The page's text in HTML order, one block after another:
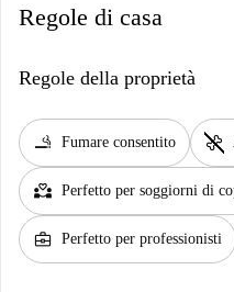
Regole di casa
Regole della proprietà
smoking_rooms Fumare consentito pet_supplies
partner_heart Perfetto per soggiorni di
business_center Perfetto per professionisti